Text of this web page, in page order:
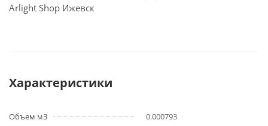
Arlight Shop Ижевск
Характеристики
Объем м3 0.000793